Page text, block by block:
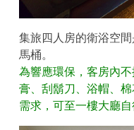
集旅四人房的衛浴空
馬桶。
為響應環保，客房內
膏、刮鬍刀、浴帽、
需求，可至一樓大廳自